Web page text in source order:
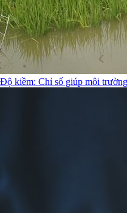
Độ kiềm: Chỉ số giúp môi